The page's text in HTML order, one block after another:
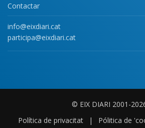
Contactar
info@eixdiari.cat
participa@eixdiari.cat
© EIX DIARI 2001-
Política de privacitat
| Pólitica de